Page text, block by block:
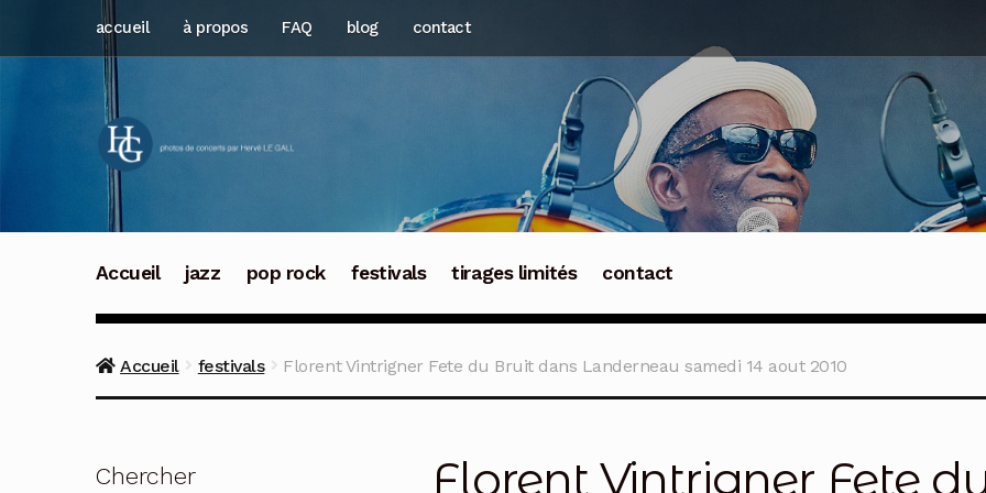
Aller
la
navigation
Aller
au
contenu
accueil à propos FAQ blog contact
Accueil jazz pop rock festivals tirages limités contact
Accueil festivals Florent Vintrigner Fete du Bruit dans Landerneau samedi 14 aout 2010
Florent Vintrigner Fete
Chercher